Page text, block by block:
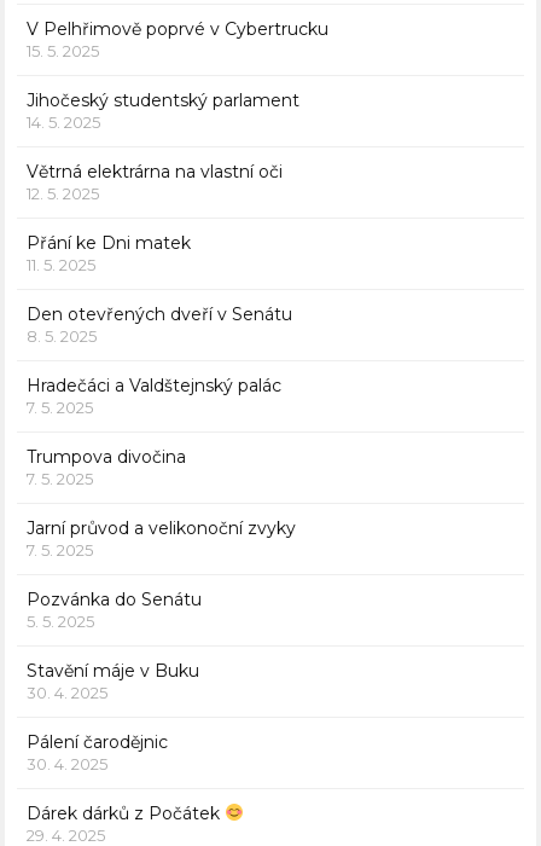
V Pelhřimově poprvé v Cybertrucku
15. 5. 2025
Jihočeský studentský parlament
14. 5. 2025
Větrná elektrárna na vlastní oči
12. 5. 2025
Přání ke Dni matek
11. 5. 2025
Den otevřených dveří v Senátu
8. 5. 2025
Hradečáci a Valdštejnský palác
7. 5. 2025
Trumpova divočina
7. 5. 2025
Jarní průvod a velikonoční zvyky
7. 5. 2025
Pozvánka do Senátu
5. 5. 2025
Stavění máje v Buku
30. 4. 2025
Pálení čarodějnic
30. 4. 2025
Dárek dárků z Počátek
29. 4. 2025